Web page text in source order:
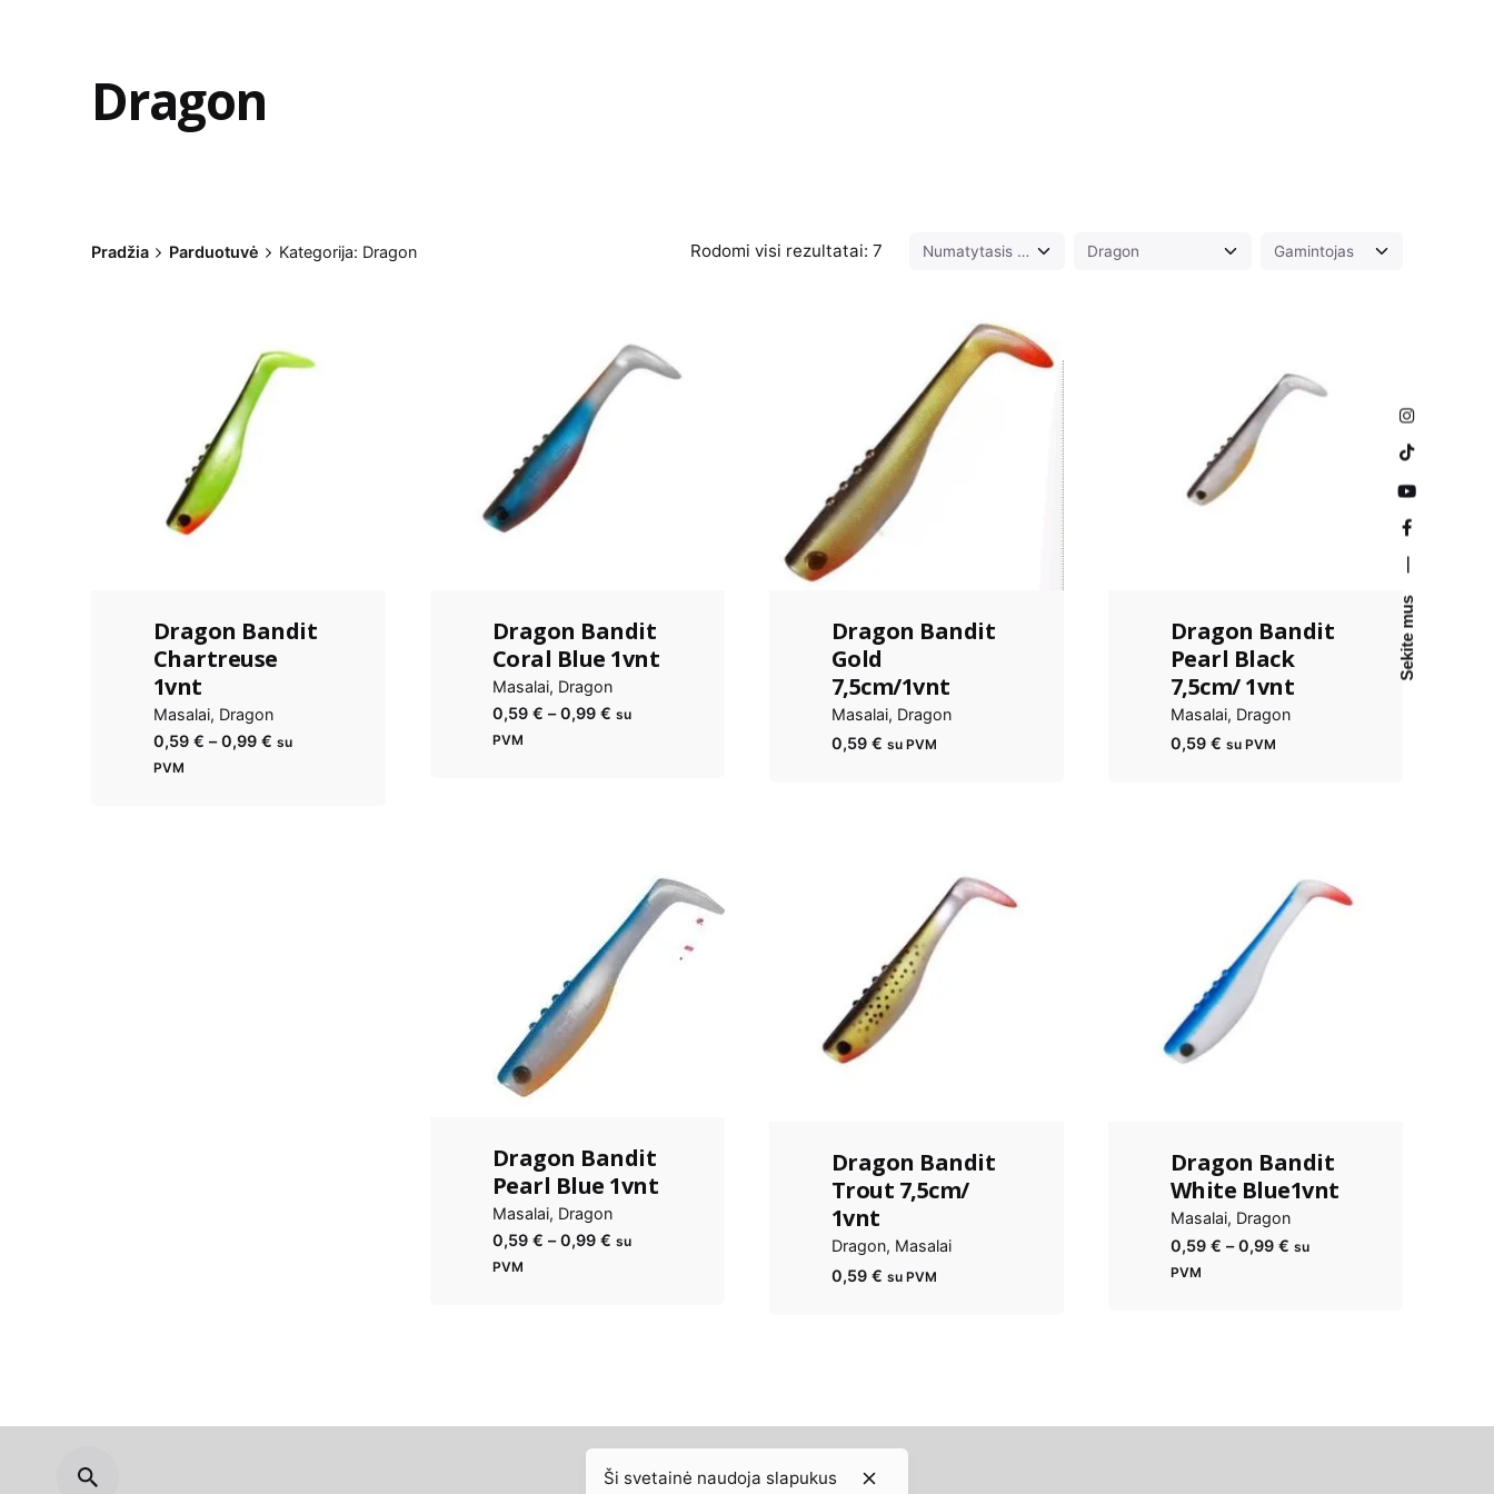
Sekite mus
Dragon
Pradžia Parduotuvė Kategorija: Dragon Rodomi visi rezultatai: 7
Dragon Bandit
Chartreuse
1vnt
Masalai Dragon
0,59 € – 0,99 €Kainų
su
PVM
Dragon Bandit
Coral Blue 1vnt
Masalai Dragon
0,59 € – 0,99 €Kainų
su
PVM
Dragon Bandit
Gold
7,5cm/1vnt
Masalai Dragon
0,59 € su PVM
Dragon Bandit
Pearl Black
7,5cm/ 1vnt
Masalai Dragon
0,59 € su PVM
Dragon Bandit
Pearl Blue 1vnt
Masalai Dragon
0,59 € – 0,99 €Kainų
su
PVM
Dragon Bandit
Trout 7,5cm/
1vnt
Dragon Masalai
0,59 € su PVM
Dragon Bandit
White Blue1vnt
Masalai Dragon
0,59 € – 0,99 €Kainų
su
PVM
Ši svetainė naudoja slapukus